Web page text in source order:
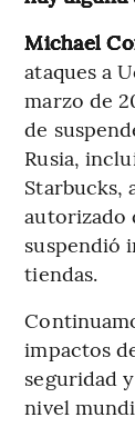
Michael
ataques a
marzo de
de
Rusia,
Starbucks,
autorizado
suspendió
tiendas.
impactos
seguridad
nivel